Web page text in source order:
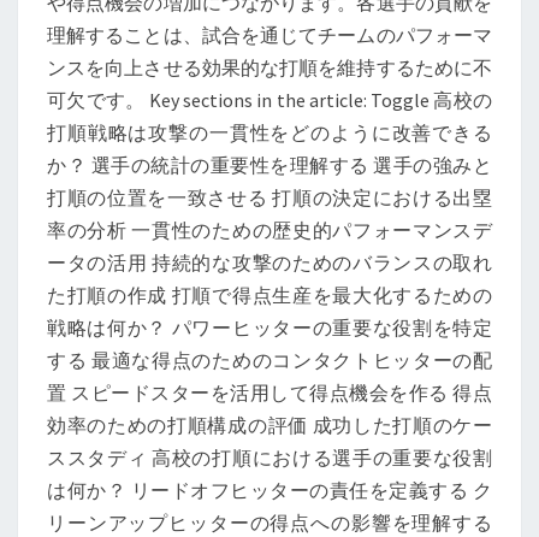
貫
性、
得
点
生
産、
選
手
の
役
割
理解することは、試合を通じてチームのパフォーマ
ンスを向上させる効果的な打順を維持するために不
可欠です。 Key sections in the article: Toggle 高校の
打順戦略は攻撃の一貫性をどのように改善できる
か？ 選手の統計の重要性を理解する 選手の強みと
打順の位置を一致させる 打順の決定における出塁
率の分析 一貫性のための歴史的パフォーマンスデ
ータの活用 持続的な攻撃のためのバランスの取れ
た打順の作成 打順で得点生産を最大化するための
戦略は何か？ パワーヒッターの重要な役割を特定
する 最適な得点のためのコンタクトヒッターの配
置 スピードスターを活用して得点機会を作る 得点
効率のための打順構成の評価 成功した打順のケー
ススタディ 高校の打順における選手の重要な役割
は何か？ リードオフヒッターの責任を定義する ク
リーンアップヒッターの得点への影響を理解する